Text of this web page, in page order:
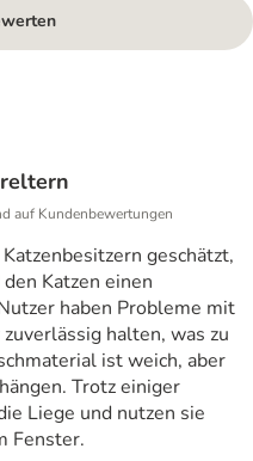
auf Kundenbewertungen
geschätzt,
Katzen einen
haben Probleme mit
halten, was zu
ist weich, aber
Trotz einiger
Liege und nutzen sie
Fenster.